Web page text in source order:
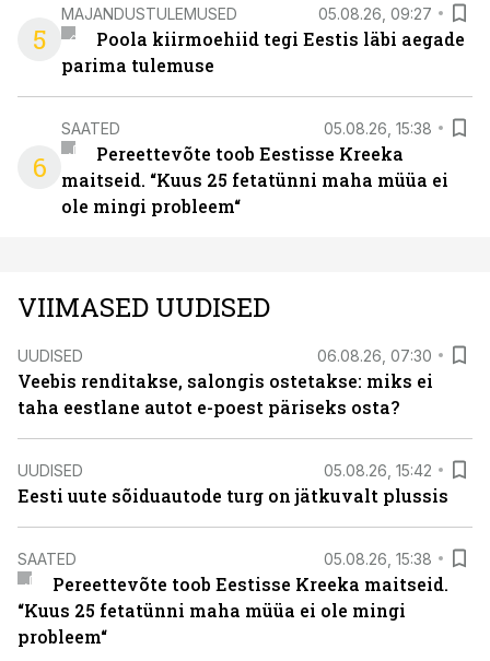
5
MAJANDUSTULEMUSED 05.08.26, 09:27
Poola kiirmoehiid tegi Eestis läbi aegade
parima tulemuse
6
SAATED 05.08.26, 15:38
Pereettevõte toob Eestisse Kreeka
maitseid. “Kuus 25 fetatünni maha müüa ei
ole mingi probleem“
VIIMASED UUDISED
UUDISED 06.08.26, 07:30
Veebis renditakse, salongis ostetakse: miks ei
taha eestlane autot e-poest päriseks osta?
UUDISED 05.08.26, 15:42
Eesti uute sõiduautode turg on jätkuvalt plussis
SAATED 05.08.26, 15:38
Pereettevõte toob Eestisse Kreeka maitseid.
“Kuus 25 fetatünni maha müüa ei ole mingi
probleem“